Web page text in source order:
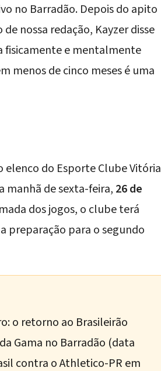
no Barradão. Depois do apito
nossa redação, Kayzer disse
fisicamente e mentalmente
menos de cinco meses é uma
elenco do Esporte Clube Vitória
manhã de sexta-feira, 26 de
dos jogos, o clube terá
preparação para o segundo
o retorno ao Brasileirão
Gama no Barradão (data
contra o Athletico-PR em